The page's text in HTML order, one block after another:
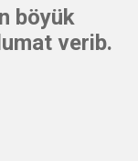
böyük
verib.